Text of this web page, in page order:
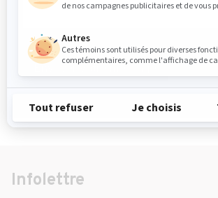
Envoyer votre message
Infolettre